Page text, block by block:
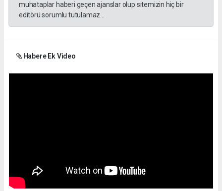
muhataplar haberi geçen ajanslar olup sitemizin hiç bir
editörü sorumlu tutulamaz...
Habere Ek Video